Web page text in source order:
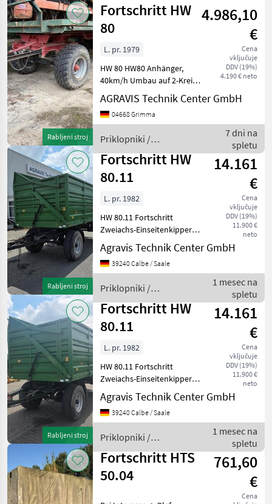
Kategorija 4 Država Filtri
TRENUTNA
POT
Kmetijska
tehnika
Priklopniki
Drugi
Priklopniki
Fortschritt
IZBERITE
KATEGORIJO
Fortschritt
Fliegl
Möslein
Ifor Williams
Krone
Tebbe
Prikaži
vse
(37)
MODEL
HW
80.11
MARKETPLACE
Ponastavi
Prikaži 5
rezultatov
Rabljeni stroj
Fortschritt HW
80
4.986,10
€
Cena
vključuje
DDV (19%)
4.190 € neto
L. pr. 1979
HW 80 HW80 Anhänger,
40km/h Umbau auf 2-Kreis
DL-Bremse mit ALB
Vorbereitung auf Kippen
mit hydr. Seitenwand
abgebildete Kreiselegge **
*S
AGRAVIS Technik Center GmbH
04668 Grimma
Priklopniki /
Fortschritt
7 dni na
spletu
Rabljeni stroj
Fortschritt HW
80.11
14.161
€
Cena
vključuje
DDV (19%)
11.900 €
neto
L. pr. 1982
HW 80.11 Fortschritt
Zweiachs-Einseitenkipper
HW 80.11 in
Grundausrüstung,
Drehschemellenkung
Ausführung
Stahlbordwände,
Häckselaufbau, hy
Agravis Technik Center GmbH
39240 Calbe / Saale
Priklopniki /
Fortschritt
1 mesec na
spletu
Rabljeni stroj
Fortschritt HW
80.11
14.161
€
Cena
vključuje
DDV (19%)
11.900 €
neto
L. pr. 1982
HW 80.11 Fortschritt
Zweiachs-Einseitenkipper
HW 80.11 in
Grundausrüstung,
Drehschemellenkung
Ausführung
Stahlbordwände,
Häckselaufbau, hy
Agravis Technik Center GmbH
39240 Calbe / Saale
Priklopniki /
Fortschritt
1 mesec na
spletu
Fortschritt HTS
50.04
761,60
€
Cena